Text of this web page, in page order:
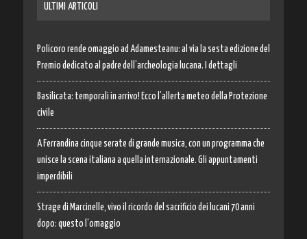
ULTIMI ARTICOLI
Policoro rende omaggio ad Adamesteanu: al via la sesta edizione del
Premio dedicato al padre dell’archeologia lucana. I dettagli
Basilicata: temporali in arrivo! Ecco l’allerta meteo della Protezione
civile
A Ferrandina cinque serate di grande musica, con un programma che
unisce la scena italiana a quella internazionale. Gli appuntamenti
imperdibili
Strage di Marcinelle, vivo il ricordo del sacrificio dei lucani 70 anni
dopo: questo l’omaggio